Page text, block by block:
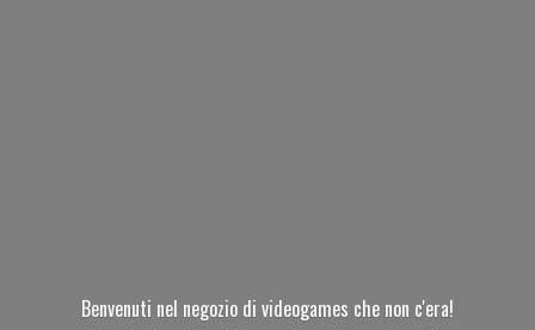
Benvenuti nel negozio di videogames che non c'era!